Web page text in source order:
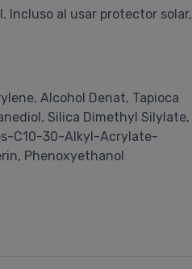
Incluso al usar protector solar,
Alcohol Denat, Tapioca
Silica Dimethyl Silylate,
C10-30-Alkyl-Acrylate-
Phenoxyethanol